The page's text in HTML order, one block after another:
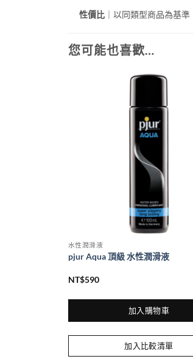
性價比 ｜以同類型商品為基
您可能也喜歡…
水性潤滑液
pjur Aqua 頂級 水性潤滑液
NT$590
加入購物車
加入比較清單